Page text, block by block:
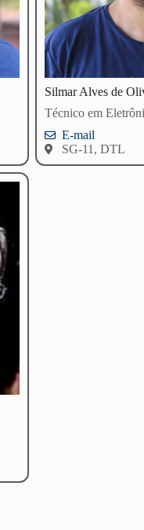
Silmar Alves de
Técnico em
E-mail
SG-11, DTL